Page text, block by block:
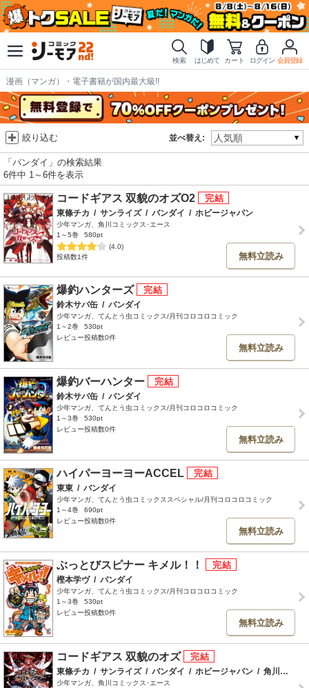
検索 はじめて カート ログイン 会員登録
漫画（マンガ）・電子書籍が国内最大級!!
並べ替え:
絞り込む
「バンダイ」の検索結果
6件中 1～6件を表示
コードギアス 双貌のオズO2
東條チカ / サンライズ / バンダイ / ホビージャパン
少年マンガ、角川コミックス･エース
1～5巻
580pt
(4.0)
投稿数1件
無料立読み
爆釣ハンターズ
鈴木サバ缶 / バンダイ
少年マンガ、てんとう虫コミックス/月刊コロコロコミック
1～2巻
530pt
レビュー投稿数0件
無料立読み
爆釣バーハンター
鈴木サバ缶 / バンダイ
少年マンガ、てんとう虫コミックス/月刊コロコロコミック
1～3巻
530pt
レビュー投稿数0件
無料立読み
ハイパーヨーヨーACCEL
東東 / バンダイ
少年マンガ、てんとう虫コミックススペシャル/月刊コロコロコミック
1～4巻
690pt
レビュー投稿数0件
無料立読み
ぶっとびスピナー キメル！！
樫本学ヴ / バンダイ
少年マンガ、てんとう虫コミックス/月刊コロコロコミック
1～3巻
530pt
レビュー投稿数0件
無料立読み
コードギアス 双貌のオズ
東條チカ / サンライズ / バンダイ / ホビージャパン / 角川書店
少年マンガ、角川コミックス･エース